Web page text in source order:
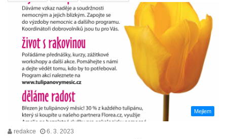
Mejlem
redakce 6. 3. 2023